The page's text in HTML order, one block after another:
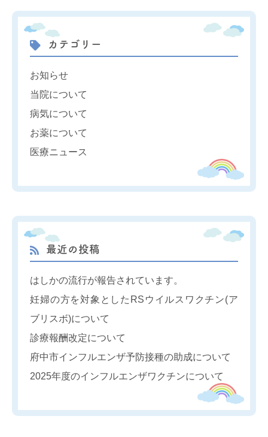
カテゴリー
お知らせ
当院について
病気について
お薬について
医療ニュース
最近の投稿
はしかの流行が報告されています。
妊婦の方を対象としたRSウイルスワクチン(ア
ブリスボ)について
診療報酬改定について
府中市インフルエンザ予防接種の助成について
2025年度のインフルエンザワクチンについて